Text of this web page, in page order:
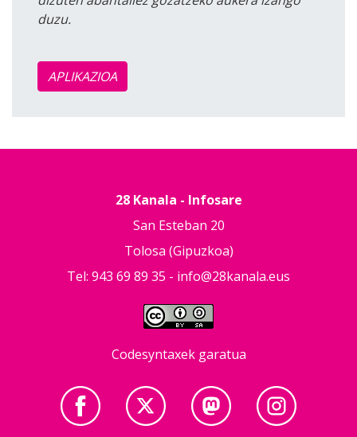
duzu.
APLIKAZIOA
28 Kanala - Infosare
San Esteban 20
Tolosa (Gipuzkoa)
Tel: 943 69 89 35 - info@28kanala.eus
Codesyntaxek garatua